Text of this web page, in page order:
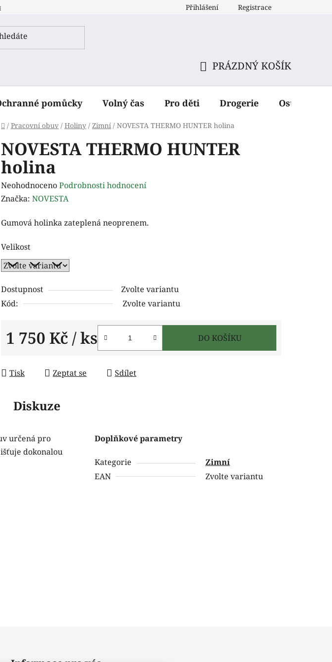
Přihlášení Registrace
KOŠÍK
PRÁZDNÝ KOŠÍK
pomůcky Volný čas Pro děti Drogerie Ostatní
Domů
/ Pracovní obuv / Holiny / Zimní / NOVESTA THERMO HUNTER holina
NOVESTA THERMO HUNTER
holina
Průměrné
hodnocení
je
z
5
NeohodnocenoPodrobnosti hodnocení
Značka: NOVESTA
Gumová holinka zateplená neoprenem.
Velikost
Dostupnost
Zvolte variantu
Kód:
Zvolte variantu
1 750 Kč / ks DO KOŠÍKU
Tisk Zeptat se Sdílet
Diskuze
určená pro
dokonalou
Doplňkové parametry
Kategorie
Zimní
EAN
Zvolte variantu